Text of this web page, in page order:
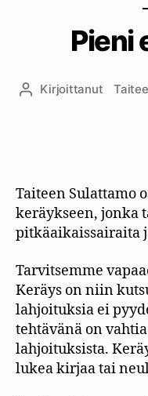
Pieni
Kirjoittaja
Kirjoittanut
Taiteen Sulattamo
keräykseen, jonka
pitkäaikaissairaita
Tarvitsemme
Keräys on niin
lahjoituksia ei
tehtävänä on
lahjoituksista.
lukea kirjaa tai